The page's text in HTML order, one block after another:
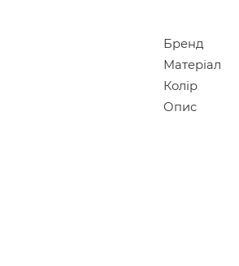
Бренд
Матеріал
Колір
Опис